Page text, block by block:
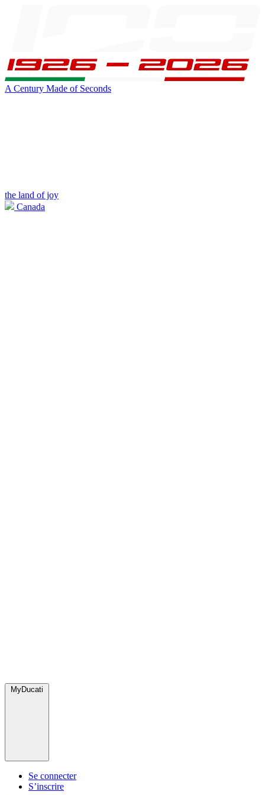
A Century Made of Seconds
the land of joy
Canada
MyDucati
Se connecter
S’inscrire